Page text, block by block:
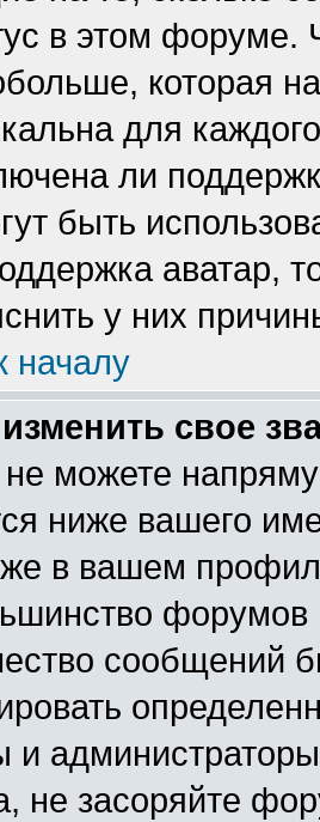
в этом форуме.
которая
для
ли
быть
аватар,
у них
началу
свое
можете
ниже вашего
в вашем
форумов
сообщений
и
не засоряйте